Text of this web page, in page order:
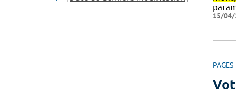
15/04/
PAGES